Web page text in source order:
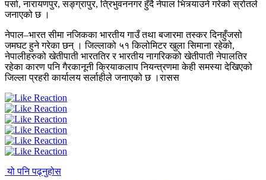
पर्सा, नारायणपुर, सङ्ग्रापुर, त्रिभुवननगर हुँदै नेपाल भित्र्याउने गरेको स्रोतले
जनाएको छ ।
नेपाल–भारत सीमा नजिकका भारतीय गाउँ तथा बजारमा तस्कर दिनहुँजसो
जमघट हुने गरेका छन् । जिल्लाको ५१ किलोमिटर खुला सिमाना रहेको,
नेपालीहरुको खेतीपाती भारततिर र भारतीय नागरिकको खेतीपाती नेपालतिर
रहेका कारण पनि गैरकानूनी क्रियाकलाप नियन्त्रणमा केही समस्या देखिएको
जिल्ला प्रहरी कार्यालय सर्लाहीले जनाएको छ ।रासस
यो पनि पढ्नुहोस